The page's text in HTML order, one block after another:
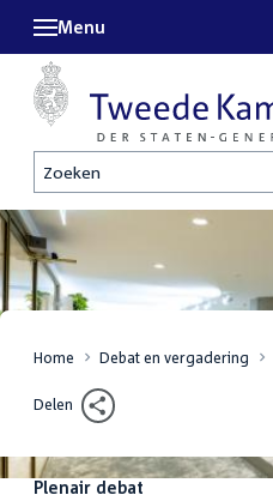
Zoeken
Menu
Home Debat en vergadering
Delen
Plenair debat